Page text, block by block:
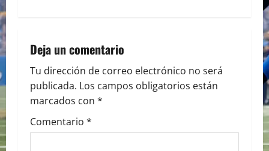
v
i
g
a
Deja un comentario
Tu dirección de correo electrónico no será
publicada. Los campos obligatorios están
marcados con *
Comentario *